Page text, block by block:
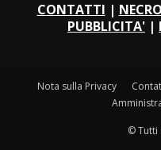
CONTATTI |
PUBBLICITA' |
Nota sulla Privacy
© Tutti